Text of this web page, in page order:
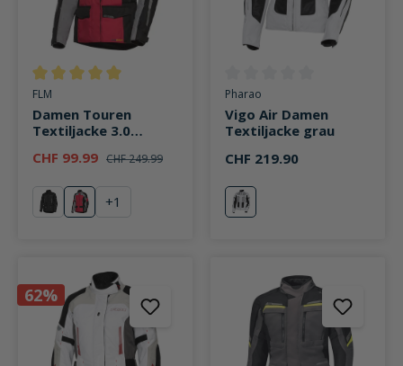
Durchschnittliche Bewertung von 5 von 5 Sternen
FLM
Damen Touren
Textiljacke 3.0
CHF 99.99 CHF 249.99
schwarz
rot
+1
Durchschnittliche Bewertung
Pharao
Vigo Air Damen
Textiljacke grau
CHF 219.90
grau
62%